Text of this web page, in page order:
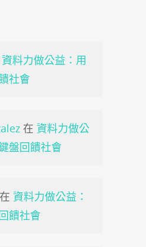
資料力做公益：用
社會
在 資料力做公
盤回饋社會
在 資料力做公益：
饋社會